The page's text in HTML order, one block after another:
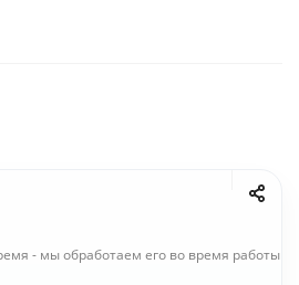
- мы обработаем его во время работы